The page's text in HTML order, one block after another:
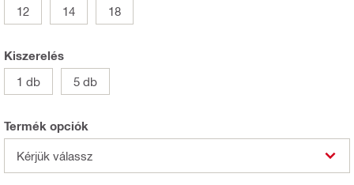
12
14 18
Kiszerelés
1 db
5 db
Termék opciók
Kérjük válassz